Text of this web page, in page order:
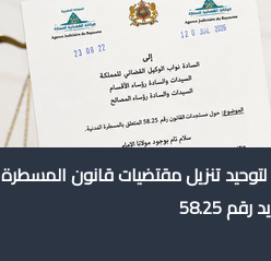
تنزيل مقتضيات قانون المسطرة
58.25